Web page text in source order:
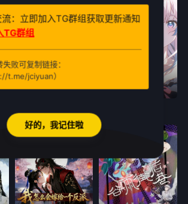
更新至32集 更新至34话
4.0
流：立即加入TG群组获取更新通知
TG群组
失败可复制链接：
t.me/jciyuan）
好的，我记住啦